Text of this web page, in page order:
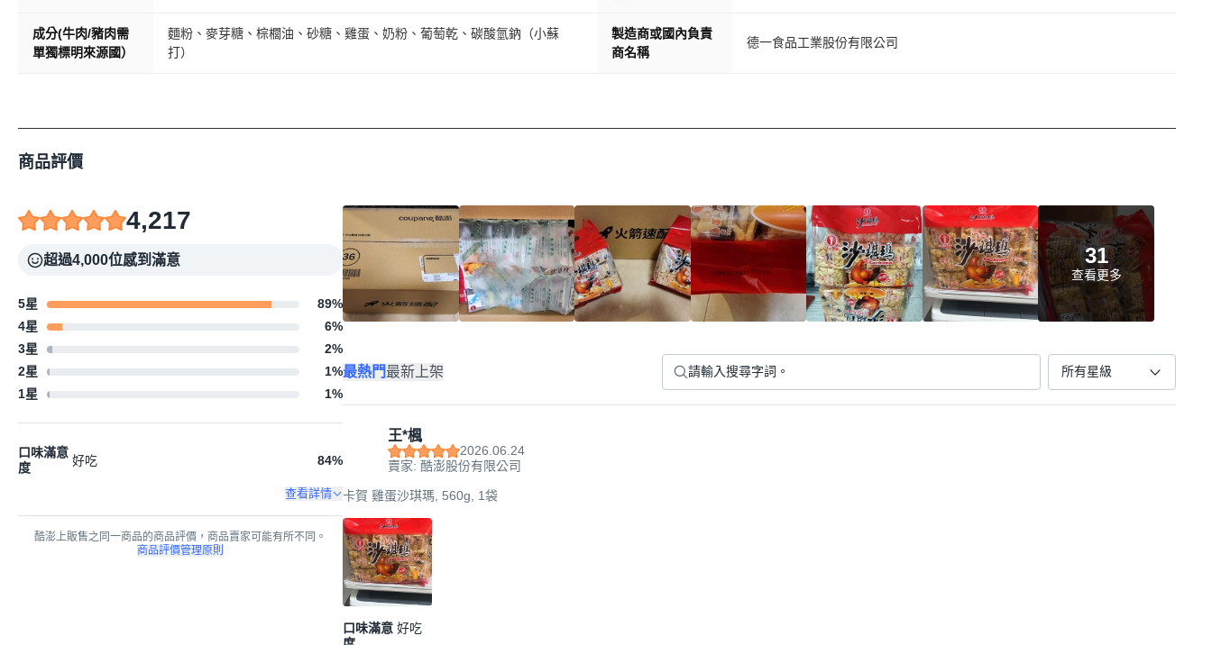
成分(牛肉/豬肉需
單獨標明來源國）
麵粉、麥芽糖、棕櫚油、砂糖、雞蛋、奶粉、葡萄乾、碳酸氫鈉（小蘇
打）
製造商或國內負責
商名稱
德一食品工業股份有限公司
商品評價
4,217
超過4,000位感到滿意
5星 89%
4星
6%
3星
2%
2星
1%
1星
1%
口味滿意
度
好吃 84%
查看詳情
酷澎上販售之同一商品的商品評價，商品賣家可能有所不同。
商品評價管理原則
31
查看更多
最熱門最新上架 所有星級
王*楓
2026.06.24
賣家: 酷澎股份有限公司
卡賀 雞蛋沙琪瑪, 560g, 1袋
口味滿意 好吃